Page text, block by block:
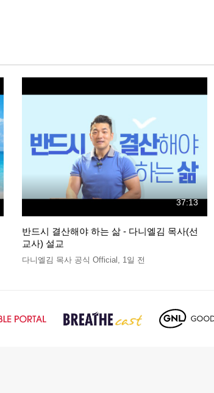
37:13
반드시 결산해야 하는 삶 - 다니엘김 목사(선
교사) 설교
다니엘김 목사 공식 Official 1일 전